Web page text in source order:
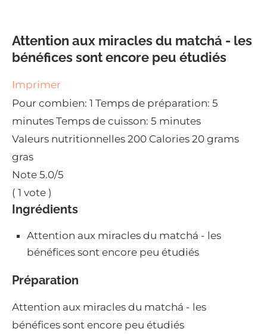
Attention aux miracles du matchá - les
bénéfices sont encore peu étudiés
Imprimer
Pour combien: 1 Temps de préparation: 5
minutes Temps de cuisson: 5 minutes
Valeurs nutritionnelles 200 Calories 20 grams
gras
Note 5.0/5
( 1 vote )
Ingrédients
Attention aux miracles du matchá - les
bénéfices sont encore peu étudiés
Préparation
Attention aux miracles du matchá - les
bénéfices sont encore peu étudiés